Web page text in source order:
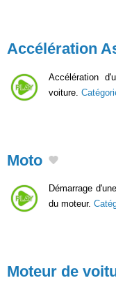
Accélération
Accélération
voiture.
Moto
Démarrage
du moteur.
Moteur de